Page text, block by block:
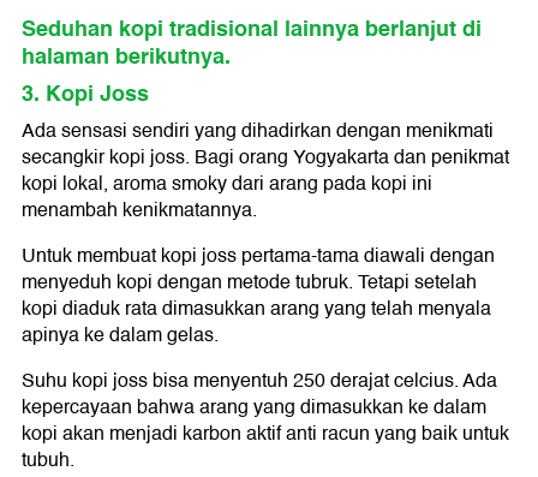
Seduhan kopi tradisional lainnya berlanjut di
halaman berikutnya.
3. Kopi Joss
Ada sensasi sendiri yang dihadirkan dengan menikmati
secangkir kopi joss. Bagi orang Yogyakarta dan penikmat
kopi lokal, aroma smoky dari arang pada kopi ini
menambah kenikmatannya.
Untuk membuat kopi joss pertama-tama diawali dengan
menyeduh kopi dengan metode tubruk. Tetapi setelah
kopi diaduk rata dimasukkan arang yang telah menyala
apinya ke dalam gelas.
Suhu kopi joss bisa menyentuh 250 derajat celcius. Ada
kepercayaan bahwa arang yang dimasukkan ke dalam
kopi akan menjadi karbon aktif anti racun yang baik untuk
tubuh.